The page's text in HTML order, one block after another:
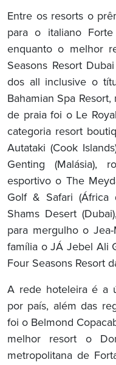
Entre os resorts o
para o italiano
enquanto o melhor
Seasons Resort
dos all inclusive o
Bahamian Spa
de praia foi o Le
categoria resort
Autataki (Cook
Genting (Malásia),
esportivo o The
Golf & Safari
Shams Desert
para mergulho o
família o JÁ Jebel Ali
Four Seasons Resort
A rede hoteleira é a
por país, além das
foi o Belmond
melhor resort o
metropolitana de